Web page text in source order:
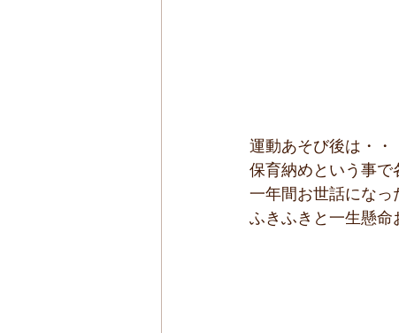
運動あそび後は・・
保育納めという事で
一年間お世話にな
ふきふきと一生懸